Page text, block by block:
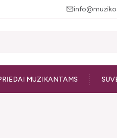
MUZIKANTAMS